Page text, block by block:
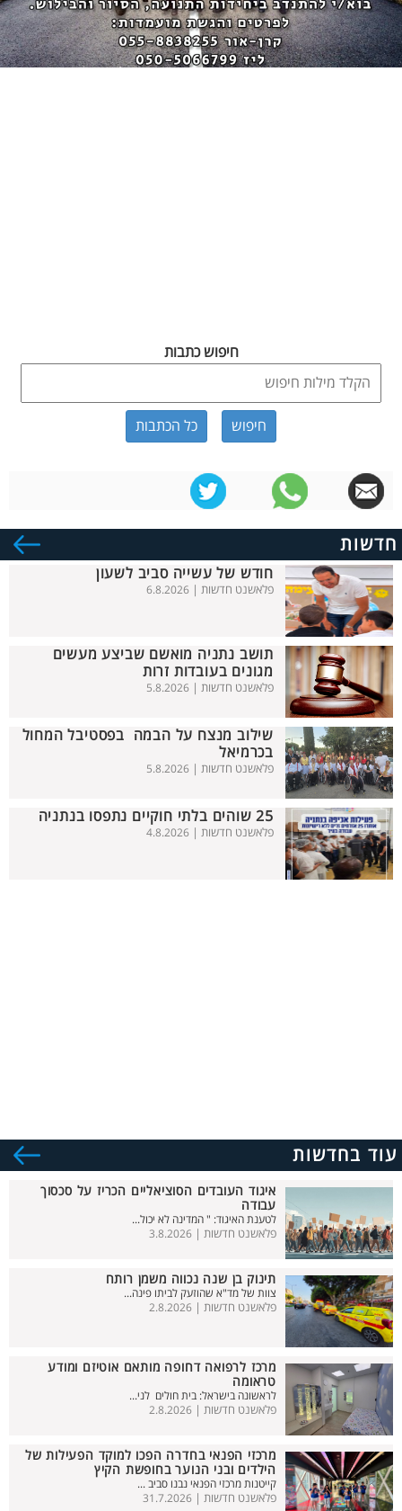
חיפוש כתבות
כל הכתבות
חדשות
חודש של עשייה סביב לשעון
פלאשנט חדשות | 6.8.2026
תושב נתניה מואשם שביצע מעשים
מגונים בעובדות זרות
פלאשנט חדשות | 5.8.2026
שילוב מנצח על הבמה בפסטיבל המחול
בכרמיאל
פלאשנט חדשות | 5.8.2026
25 שוהים בלתי חוקיים נתפסו בנתניה
פלאשנט חדשות | 4.8.2026
עוד בחדשות
איגוד העובדים הסוציאליים הכריז על סכסוך
עבודה
לטענת האיגוד: " המדינה לא יכול...
פלאשנט חדשות | 3.8.2026
תינוק בן שנה נכווה משמן רותח
צוות של מד"א שהוזעק לביתו פינה...
פלאשנט חדשות | 2.8.2026
מרכז לרפואה דחופה מותאם אוטיזם ומודע
טראומה
לראשונה בישראל: בית חולים לני...
פלאשנט חדשות | 2.8.2026
מרכזי הפנאי בחדרה הפכו למוקד הפעילות של
הילדים ובני הנוער בחופשת הקיץ
קייטנות מרכזי הפנאי נבנו סביב ...
פלאשנט חדשות | 31.7.2026